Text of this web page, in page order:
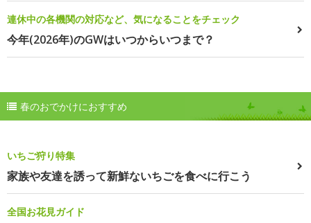
連休中の各機関の対応など、気になることをチェック
今年(2026年)のGWはいつからいつまで？
春のおでかけにおすすめ
いちご狩り特集
家族や友達を誘って新鮮ないちごを食べに行こう
全国お花見ガイド